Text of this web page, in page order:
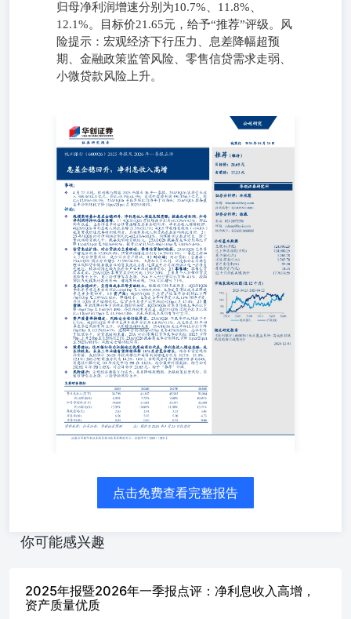
归母净利润增速分别为10.7%、11.8%、
12.1%。目标价21.65元，给予“推荐”评级。风
险提示：宏观经济下行压力、息差降幅超预
期、金融政策监管风险、零售信贷需求走弱、
小微贷款风险上升。
城商行2026年04月24日 推荐（维持）目标价：21.65元当前
价：17.23元 杭州银行（600926）2025年报及2026年一季报
点评 息差企稳回升，净利息收入高增 事项： 华创证券研究
所 4月22日晚，杭州银行披露2025年报及26年一季报，
25A/1Q26实现营业收入388.0/104.1亿元，同比
+1.1%/+4.3%；实现归母净利润190.3/66.3亿元，同比
+12.1%/+10.1%。25A/1Q26不良率环比均持平于0.76%；
25A/1Q26拨备覆盖率分别环比下降11pct/21pct至
502%/481%。评论： 证券分析师：林宛慧邮箱：
linwanhui@hcyjs.com执业编号：S0360524110001 证券分析
师：徐康电话：021-20572556邮箱：xukang@hcyjs.com执业
编号：S0360518060005 规模高增叠加息差企稳回升，净利
息收入增速表现亮眼；拨备反哺利润，归母净利润保持双位
数高增。1）4Q25/1Q26营收增速分别为+0.32%/+4.3%，环
比均有改善。主要得益于对公信贷高增及息差企稳回升，净
利息收入增势较好，4Q25/1Q26净利息收入同比高增
21.3%/20.7%；4Q25中收增长较快（+14.8%）也是营收增速
改善的积极因素，其他非息收入则受高基数影响同比负增；
2）25年/1Q26归母净利润分别同比+12.1%/+10.1%，均维持
双位数正增长。除了营收端的贡献之外，拨备反哺的贡献较
公司基本数据 总股本(万股)724,900.25已上市流通股(万
股)724,900.25总市值(亿元)1,262.78流通市值(亿元)1,262.78
低价17.76/14.55 信贷高速扩张，对公贷款为主要驱动，零
售信贷相对较弱。25A/1Q26生息资产增速分别为
要加大了对公信贷投放，减少同业资产投放。1）对公端：
对公贷款（含票据）25A/1Q26同比分别增长21.9%/24.1%，
点击免费查看完整报告
你可能感兴趣
2025年报暨2026年一季报点评：净利息收入高增，
资产质量优质